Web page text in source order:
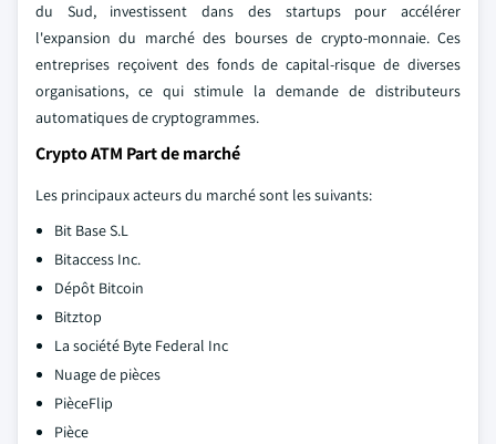
du Sud, investissent dans des startups pour accélérer
l'expansion du marché des bourses de crypto-monnaie. Ces
entreprises reçoivent des fonds de capital-risque de diverses
organisations, ce qui stimule la demande de distributeurs
automatiques de cryptogrammes.
Crypto ATM Part de marché
Les principaux acteurs du marché sont les suivants:
Bit Base S.L
Bitaccess Inc.
Dépôt Bitcoin
Bitztop
La société Byte Federal Inc
Nuage de pièces
PièceFlip
Pièce